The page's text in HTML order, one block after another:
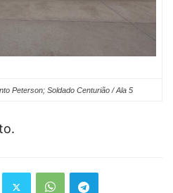
Peterson; Soldado Centurião / Ala 5